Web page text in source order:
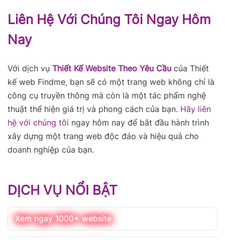
Liên Hệ Với Chúng Tôi Ngay Hôm
Nay
Với dịch vụ Thiết Kế Website Theo Yêu Cầu của Thiết
kế web Findme, bạn sẽ có một trang web không chỉ là
công cụ truyền thông mà còn là một tác phẩm nghệ
thuật thể hiện giá trị và phong cách của bạn. Hãy liên
hệ với chúng tôi ngay hôm nay để bắt đầu hành trình
xây dựng một trang web độc đáo và hiệu quả cho
doanh nghiệp của bạn.
DỊCH VỤ NỔI BẬT
Xem ngay 1000+ website